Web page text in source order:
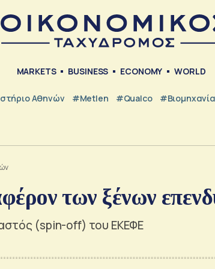
MARKETS BUSINESS ECONOMY WORLD
Αθηνών #metlen #Qualco #Βιομηχανία
των ξένων
(spin-off) του ΕΚΕΦΕ